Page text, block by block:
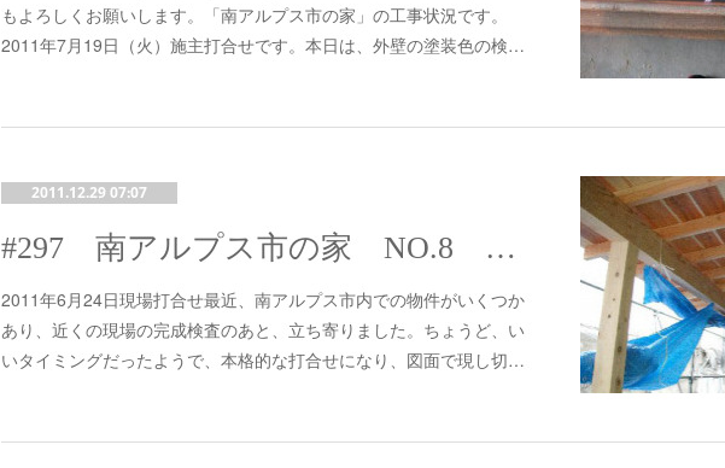
もよろしくお願いします。「南アルプス市の家」の工事状況です。
2011年7月19日（火）施主打合せです。本日は、外壁の塗装色の検…
2011.12.29 07:07
#297 南アルプス市の家 NO.8 木工事
2011年6月24日現場打合せ最近、南アルプス市内での物件がいくつか
あり、近くの現場の完成検査のあと、立ち寄りました。ちょうど、い
いタイミングだったようで、本格的な打合せになり、図面で現し切…